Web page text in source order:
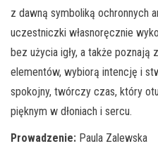
z dawną symboliką ochronnych
uczestniczki własnoręcznie
bez użycia igły, a także poznają
elementów, wybiorą intencję i
spokojny, twórczy czas, który
pięknym w dłoniach i sercu.
Prowadzenie: Paula Zalewska